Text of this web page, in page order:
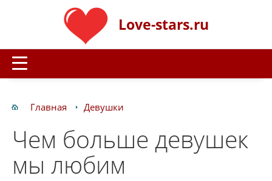
Love-stars.ru
Главная Девушки
Чем больше девушек
мы любим